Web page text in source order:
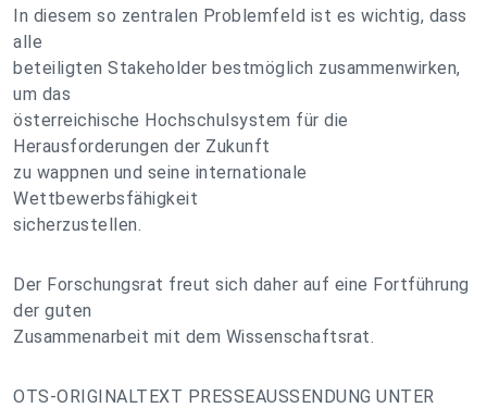
In diesem so zentralen Problemfeld ist es wichtig, dass
alle
beteiligten Stakeholder bestmöglich zusammenwirken,
um das
österreichische Hochschulsystem für die
Herausforderungen der Zukunft
zu wappnen und seine internationale
Wettbewerbsfähigkeit
sicherzustellen.
Der Forschungsrat freut sich daher auf eine Fortführung
der guten
Zusammenarbeit mit dem Wissenschaftsrat.
OTS-ORIGINALTEXT PRESSEAUSSENDUNG UNTER